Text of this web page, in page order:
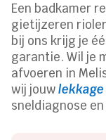
Een badkamer
gietijzeren
bij ons krijg je
garantie. Wil je
afvoeren in
wij jouw
sneldiagnose